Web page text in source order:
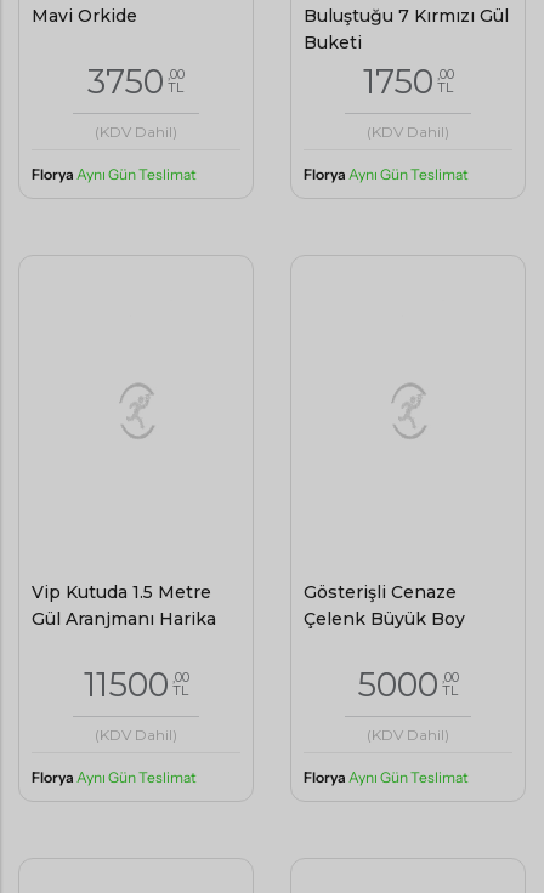
Mavi Orkide
3750 ,00
TL
(KDV Dahil)
Florya Aynı Gün Teslimat
Buluştuğu 7 Kırmızı Gül
Buketi
1750 ,00
TL
(KDV Dahil)
Florya Aynı Gün Teslimat
Vip Kutuda 1.5 Metre
Gül Aranjmanı Harika
11500 ,00
TL
(KDV Dahil)
Florya Aynı Gün Teslimat
Gösterişli Cenaze
Çelenk Büyük Boy
5000 ,00
TL
(KDV Dahil)
Florya Aynı Gün Teslimat